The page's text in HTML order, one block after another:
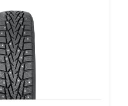
(Character Ice 7 SUV)